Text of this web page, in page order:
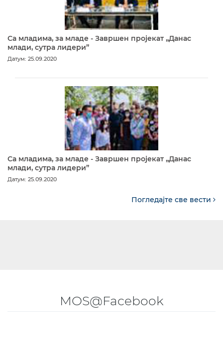
Са младима, за младе - Завршен пројекат „Данас
млади, сутра лидери”
Датум: 25.09.2020
Са младима, за младе - Завршен пројекат „Данас
млади, сутра лидери”
Датум: 25.09.2020
Погледајте све вести
MOS@Facebook